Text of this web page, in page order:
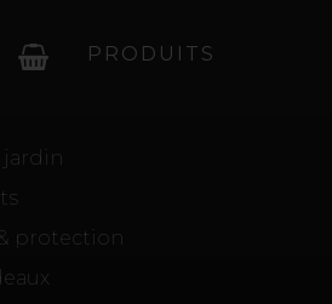
PRODUITS
jardin
protection